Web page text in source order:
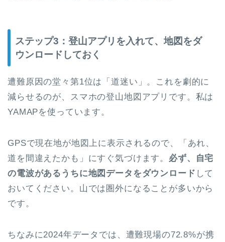
ステップ3：登山アプリを入れて、地図をダ
ウンロードしておく
遭難原因の堂々第1位は「道迷い」。これを劇的に
減らせるのが、スマホの登山地図アプリです。私は
YAMAPを使っています。
GPSで現在地が地図上に表示されるので、「あれ、
道を間違えたかも」にすぐ気づけます。 必ず、自宅
の電波があるうちに地図データをダウンロード して
おいてください。山では圏外になることが多いから
です。
ちなみに2024年データでは、遭難現場の72.8%が携